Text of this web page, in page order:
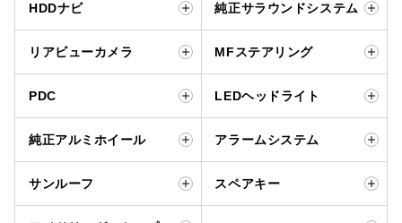
HDDナビ 純正サラウンドシステム
リアビューカメラ MFステアリング
PDC LEDヘッドライト
純正アルミホイール アラームシステム
サンルーフ スペアキー